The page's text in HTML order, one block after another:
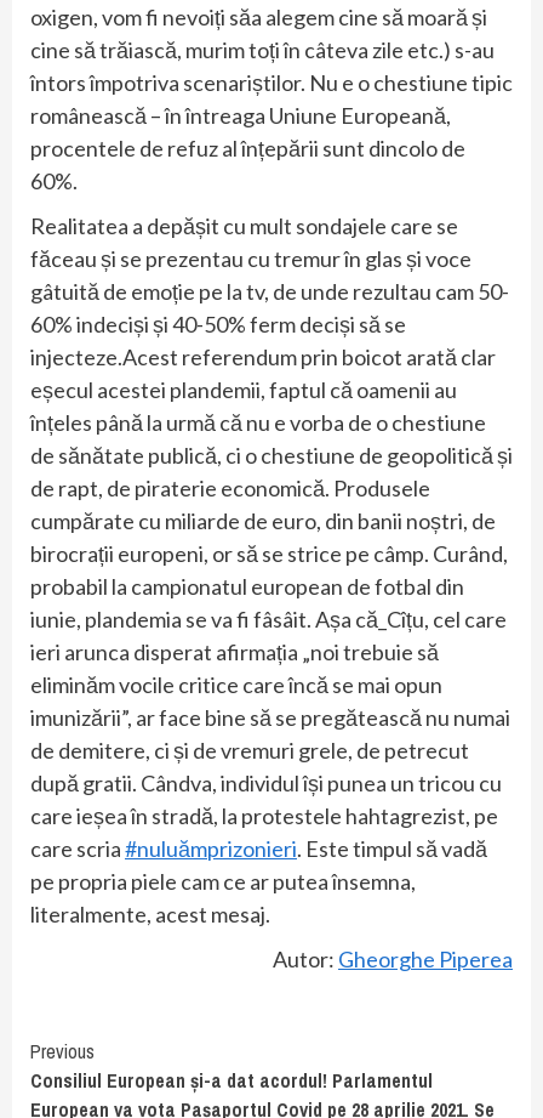
oxigen, vom fi nevoiți săa alegem cine să moară și
cine să trăiască, murim toți în câteva zile etc.) s-au
întors împotriva scenariștilor. Nu e o chestiune tipic
românească – în întreaga Uniune Europeană,
procentele de refuz al înțepării sunt dincolo de
60%.
Realitatea a depășit cu mult sondajele care se
făceau și se prezentau cu tremur în glas și voce
gâtuită de emoție pe la tv, de unde rezultau cam 50-
60% indeciși și 40-50% ferm deciși să se
injecteze.Acest referendum prin boicot arată clar
eșecul acestei plandemii, faptul că oamenii au
înțeles până la urmă că nu e vorba de o chestiune
de sănătate publică, ci o chestiune de geopolitică și
de rapt, de piraterie economică. Produsele
cumpărate cu miliarde de euro, din banii noștri, de
birocrații europeni, or să se strice pe câmp. Curând,
probabil la campionatul european de fotbal din
iunie, plandemia se va fi fâsâit. Așa că_Cîțu, cel care
ieri arunca disperat afirmația „noi trebuie să
eliminăm vocile critice care încă se mai opun
imunizării”, ar face bine să se pregătească nu numai
de demitere, ci și de vremuri grele, de petrecut
după gratii. Cândva, individul își punea un tricou cu
care ieșea în stradă, la protestele hahtagrezist, pe
care scria#nuluămprizonieri. Este timpul să vadă
pe propria piele cam ce ar putea însemna,
literalmente, acest mesaj.
Autor: Gheorghe Piperea
Continue
Reading
Previous
Consiliul European și-a dat acordul! Parlamentul
European va vota Pașaportul Covid pe 28 aprilie 2021. Se